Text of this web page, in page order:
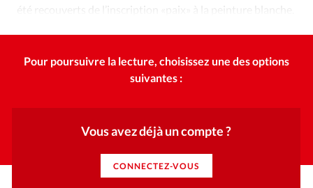
Vécu
Vie Intérieure
été recouverts de l’inscription «paix» à la peinture blanche.
Pour poursuivre la lecture, choisissez une des options
suivantes :
Vous avez déjà un compte ?
CONNECTEZ-VOUS